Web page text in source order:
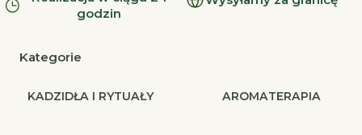
godzin
Kategorie
KADZIDŁA I RYTUAŁY AROMATERAPIA